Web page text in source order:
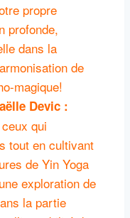
propre
profonde,
dans la
de
magique!
Devic :
qui
tout en cultivant
de Yin Yoga
exploration de
la partie